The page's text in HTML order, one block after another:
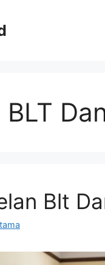
Blt